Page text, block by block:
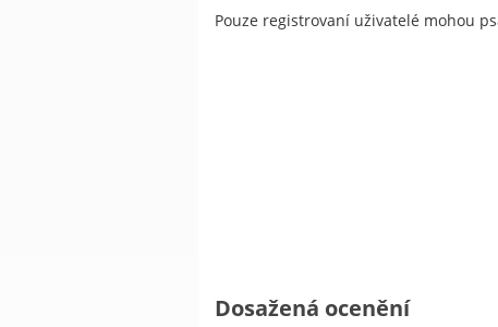
Pouze registrovaní uživatelé mohou
Dosažená ocenění